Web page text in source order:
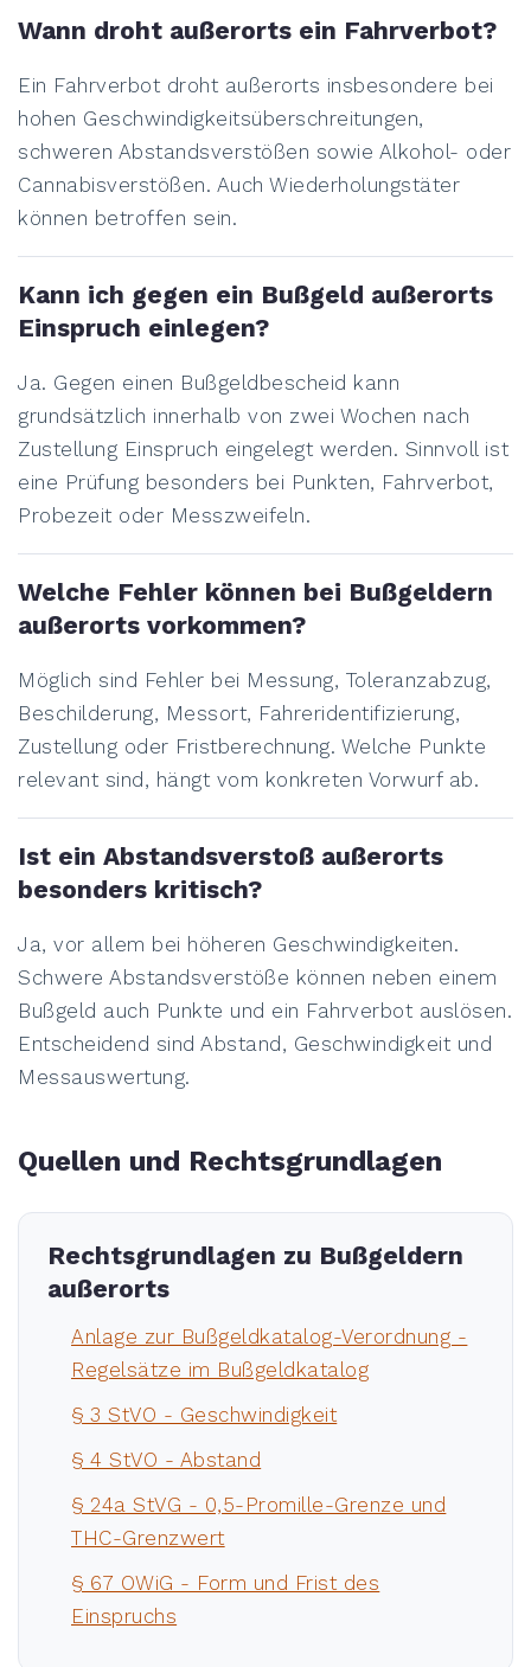
Wann droht außerorts ein Fahrverbot?
Ein Fahrverbot droht außerorts insbesondere bei
hohen Geschwindigkeitsüberschreitungen,
schweren Abstandsverstößen sowie Alkohol- oder
Cannabisverstößen. Auch Wiederholungstäter
können betroffen sein.
Kann ich gegen ein Bußgeld außerorts
Einspruch einlegen?
Ja. Gegen einen Bußgeldbescheid kann
grundsätzlich innerhalb von zwei Wochen nach
Zustellung Einspruch eingelegt werden. Sinnvoll ist
eine Prüfung besonders bei Punkten, Fahrverbot,
Probezeit oder Messzweifeln.
Welche Fehler können bei Bußgeldern
außerorts vorkommen?
Möglich sind Fehler bei Messung, Toleranzabzug,
Beschilderung, Messort, Fahreridentifizierung,
Zustellung oder Fristberechnung. Welche Punkte
relevant sind, hängt vom konkreten Vorwurf ab.
Ist ein Abstandsverstoß außerorts
besonders kritisch?
Ja, vor allem bei höheren Geschwindigkeiten.
Schwere Abstandsverstöße können neben einem
Bußgeld auch Punkte und ein Fahrverbot auslösen.
Entscheidend sind Abstand, Geschwindigkeit und
Messauswertung.
Quellen und Rechtsgrundlagen
Rechtsgrundlagen zu Bußgeldern
außerorts
Anlage zur Bußgeldkatalog-Verordnung -
Regelsätze im Bußgeldkatalog
§ 3 StVO - Geschwindigkeit
§ 4 StVO - Abstand
§ 24a StVG - 0,5-Promille-Grenze und
THC-Grenzwert
§ 67 OWiG - Form und Frist des
Einspruchs